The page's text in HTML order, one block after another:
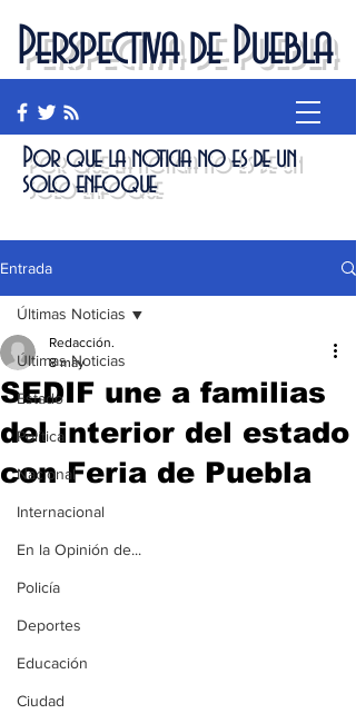
Perspectiva de Puebla
Por que la noticia no es de un
solo enfoque
Entrada
Últimas Noticias
Estado
Política
Nacional
Internacional
En la Opinión de...
Policía
Deportes
Educación
Ciudad
Últimas Noticias
SEDIF une a familias
del interior del estado
con Feria de Puebla
Redacción.
8 may